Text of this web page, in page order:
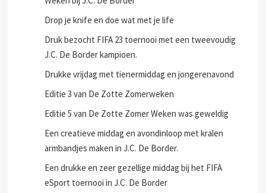
Drop je knife en doe wat met je life
Druk bezocht FIFA 23 toernooi met een tweevoudig
J.C. De Border kampioen.
Drukke vrijdag met tienermiddag en jongerenavond
Editie 3 van De Zotte Zomerweken
Editie 5 van De Zotte Zomer Weken was geweldig
Een creatieve middag en avondinloop met kralen
armbandjes maken in J.C. De Border.
Een drukke en zeer gezellige middag bij het FIFA
eSport toernooi in J.C. De Border